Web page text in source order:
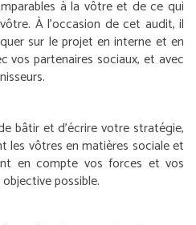
à la vôtre et de ce qui
À l’occasion de cet audit, il
sur le projet en interne et en
vos partenaires sociaux, et avec
bâtir et d’écrire votre stratégie,
les vôtres en matières sociale et
en compte vos forces et vos
possible.